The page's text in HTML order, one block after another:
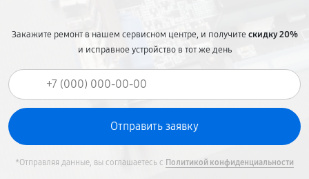
Закажите ремонт в нашем сервисном центре, и получитескидку 20%
и исправное устройство в тот же день
*Отправляя данные, вы соглашаетесь с Политикой конфиденциальности